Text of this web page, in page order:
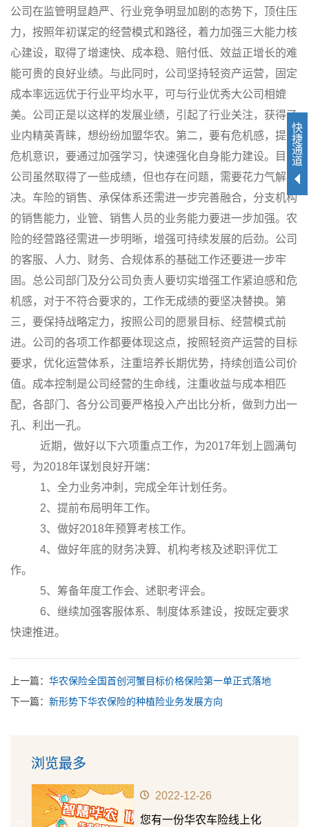
公司在监管明显趋严、行业竞争明显加剧的态势下，顶住压
力，按照年初谋定的经营模式和路径，着力加强三大能力核
心建设，取得了增速快、成本稳、赔付低、效益正增长的难
能可贵的良好业绩。与此同时，公司坚持轻资产运营，固定
成本率远远优于行业平均水平，可与行业优秀大公司相媲
美。公司正是以这样的发展业绩，引起了行业关注，获得了
业内精英青睐，想纷纷加盟华农。第二，要有危机感，提升
危机意识，要通过加强学习，快速强化自身能力建设。目前
公司虽然取得了一些成绩，但也存在问题，需要花力气解
决。车险的销售、承保体系还需进一步完善融合，分支机构
的销售能力，业管、销售人员的业务能力要进一步加强。农
险的经营路径需进一步明晰，增强可持续发展的后劲。公司
的客服、人力、财务、合规体系的基础工作还要进一步牢
固。总公司部门及分公司负责人要切实增强工作紧迫感和危
机感，对于不符合要求的，工作无成绩的要坚决替换。第
三，要保持战略定力，按照公司的愿景目标、经营模式前
进。公司的各项工作都要体现这点，按照轻资产运营的目标
要求，优化运营体系，注重培养长期优势，持续创造公司价
值。成本控制是公司经营的生命线，注重收益与成本相匹
配，各部门、各分公司要严格投入产出比分析，做到力出一
孔、利出一孔。
近期，做好以下六项重点工作，为2017年划上圆满句
号，为2018年谋划良好开端：
1、全力业务冲刺，完成全年计划任务。
2、提前布局明年工作。
3、做好2018年预算考核工作。
4、做好年底的财务决算、机构考核及述职评优工
作。
5、筹备年度工作会、述职考评会。
6、继续加强客服体系、制度体系建设，按既定要求
快速推进。
上一篇： 华农保险全国首创河蟹目标价格保险第一单正式落地
下一篇： 新形势下华农保险的种植险业务发展方向
浏览最多
2022-12-26
您有一份华农车险线上化
快
捷
通
道